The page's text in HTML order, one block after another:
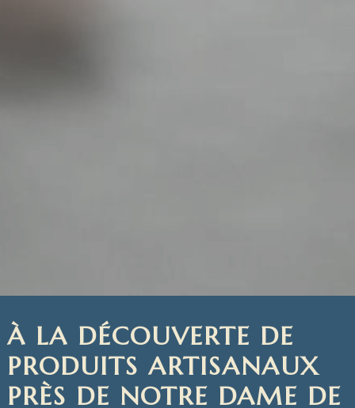
À LA DÉCOUVERTE DE
PRODUITS ARTISANAUX
PRÈS DE NOTRE DAME DE